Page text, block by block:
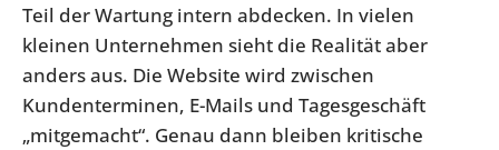
Teil der Wartung intern abdecken. In vielen
kleinen Unternehmen sieht die Realität aber
anders aus. Die Website wird zwischen
Kundenterminen, E-Mails und Tagesgeschäft
„mitgemacht“. Genau dann bleiben kritische